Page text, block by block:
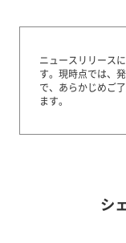
ニュースリリース
す。 現時点では、
で、あらかじめご
ます。
シ